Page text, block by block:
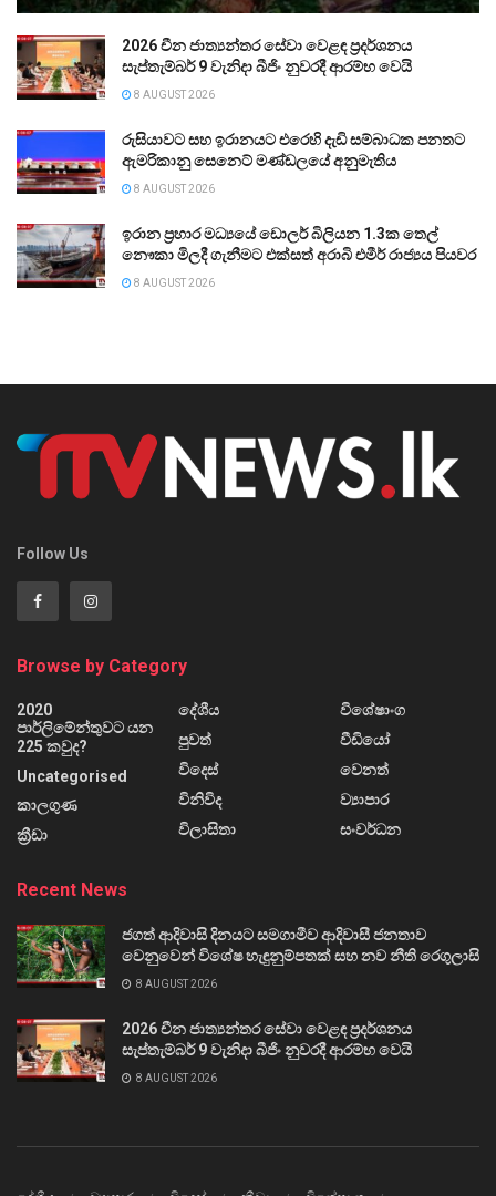
2026 චීන ජාත්‍යන්තර සේවා වෙළඳ ප්‍රදර්ශනය
සැප්තැම්බර් 9 වැනිදා බීජිං නුවරදී ආරම්භ වෙයි
8 AUGUST 2026
රුසියාවට සහ ඉරානයට එරෙහි දැඩි සම්බාධක පනතට
ඇමරිකානු සෙනෙට් මණ්ඩලයේ අනුමැතිය
8 AUGUST 2026
ඉරාන ප්‍රහාර මධ්‍යයේ ඩොලර් බිලියන 1.3ක තෙල්
නෞකා මිලදී ගැනීමට එක්සත් අරාබි එමීර් රාජ්‍යය පියවර
8 AUGUST 2026
Follow Us
Browse by Category
2020
පාර්ලිමේන්තුවට යන
225 කවුද?
Uncategorised
කාලගුණ
ක්‍රීඩා
දේශීය
පුවත්
විදෙස්
විනිවිද
විලාසිතා
විශේෂාංග
වීඩියෝ
වෙනත්
ව්‍යාපාර
සංවර්ධන
Recent News
ජගත් ආදිවාසි දිනයට සමගාමීව ආදිවාසී ජනතාව
වෙනුවෙන් විශේෂ හැඳුනුම්පතක් සහ නව නීති රෙගුලාසි
8 AUGUST 2026
2026 චීන ජාත්‍යන්තර සේවා වෙළඳ ප්‍රදර්ශනය
සැප්තැම්බර් 9 වැනිදා බීජිං නුවරදී ආරම්භ වෙයි
8 AUGUST 2026